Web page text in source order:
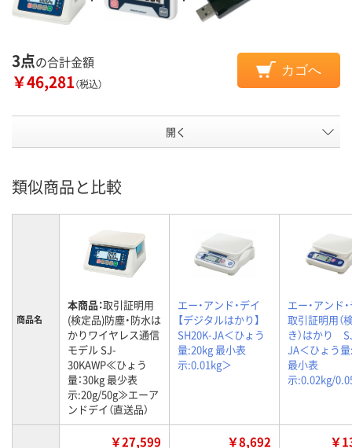
3点の合計金額
￥46,281（税込）
カゴへ
開く
類似商品と比較
商品名
本商品：取引証明用
(検定品)防塵・防水は
かりワイヤレス通信
モデル SJ-
30KAWP≪ひょう
量：30kg 最少表
示:20g/50g≫エーア
ンドデイ（直送品）
エー・アンド・デイ
【デジタルはかり】
SH20K-JA＜ひょう
量:20kg 最小表
示:0.01kg＞
エー・アンド
取引証明用（
き）はかり
JA＜ひょう
最小表
示:0.02kg/
￥27,599 ￥8,692 ￥